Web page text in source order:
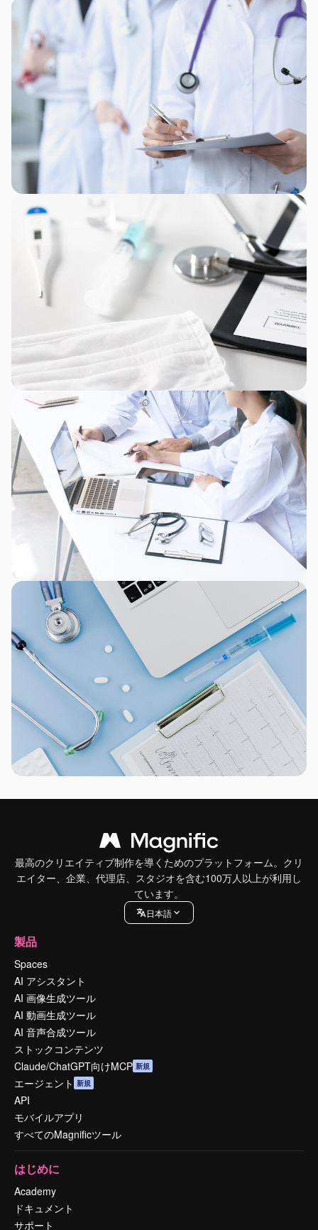
最高のクリエイティブ制作を導くためのプラットフォーム。クリ
エイター、企業、代理店、スタジオを含む100万人以上が利用し
ています。
日本語
製品
Spaces
AI アシスタント
AI 画像生成ツール
AI 動画生成ツール
AI 音声合成ツール
ストックコンテンツ
Claude/ChatGPT向けMCP 新規
エージェント 新規
API
モバイルアプリ
すべてのMagnificツール
はじめに
Academy
ドキュメント
サポート